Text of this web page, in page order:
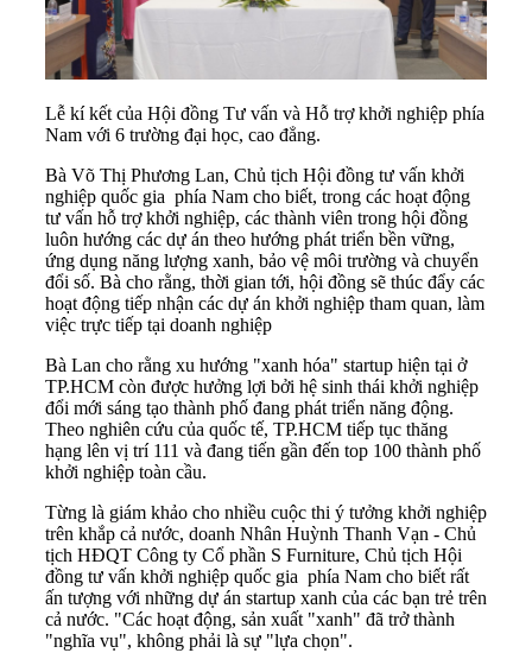
Lễ kí kết của Hội đồng Tư vấn và Hỗ trợ khởi nghiệp phía
Nam với 6 trường đại học, cao đẳng.
Bà Võ Thị Phương Lan, Chủ tịch Hội đồng tư vấn khởi
nghiệp quốc gia phía Nam cho biết, trong các hoạt động
tư vấn hỗ trợ khởi nghiệp, các thành viên trong hội đồng
luôn hướng các dự án theo hướng phát triển bền vững,
ứng dụng năng lượng xanh, bảo vệ môi trường và chuyển
đổi số. Bà cho rằng, thời gian tới, hội đồng sẽ thúc đẩy các
hoạt động tiếp nhận các dự án khởi nghiệp tham quan, làm
việc trực tiếp tại doanh nghiệp
Bà Lan cho rằng xu hướng "xanh hóa" startup hiện tại ở
TP.HCM còn được hưởng lợi bởi hệ sinh thái khởi nghiệp
đổi mới sáng tạo thành phố đang phát triển năng động.
Theo nghiên cứu của quốc tế, TP.HCM tiếp tục thăng
hạng lên vị trí 111 và đang tiến gần đến top 100 thành phố
khởi nghiệp toàn cầu.
Từng là giám khảo cho nhiều cuộc thi ý tưởng khởi nghiệp
trên khắp cả nước, doanh Nhân Huỳnh Thanh Vạn - Chủ
tịch HĐQT Công ty Cổ phần S Furniture, Chủ tịch Hội
đồng tư vấn khởi nghiệp quốc gia phía Nam cho biết rất
ấn tượng với những dự án startup xanh của các bạn trẻ trên
cả nước. "Các hoạt động, sản xuất "xanh" đã trở thành
"nghĩa vụ", không phải là sự "lựa chọn".